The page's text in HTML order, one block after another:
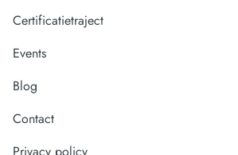
Certificatietraject
Events
Blog
Contact